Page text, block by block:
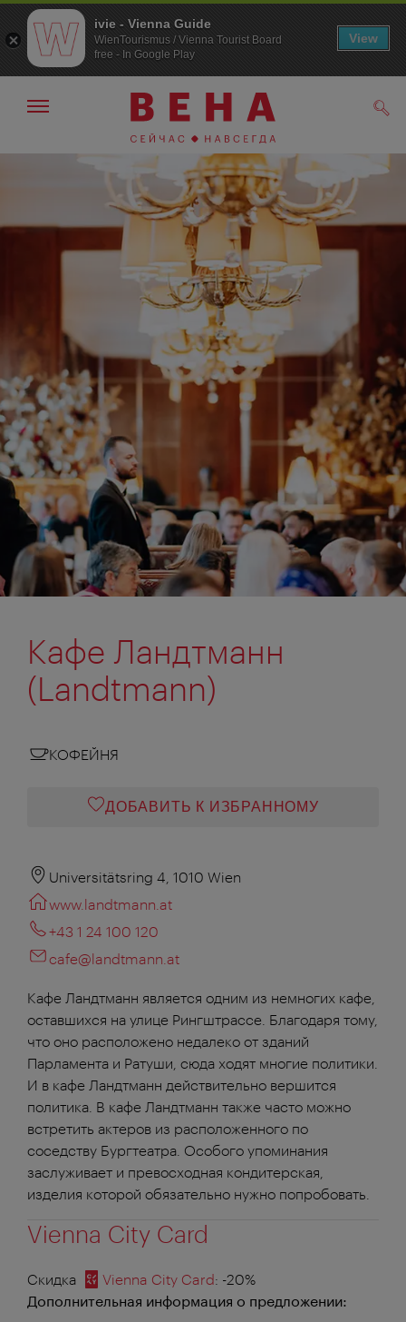
К
К
Показать/
навигации
Кафе Ландтманн
(Landtmann)
КОФЕЙНЯ
ДОБАВИТЬ К ИЗБРАННОМУ
Universitätsring 4, 1010 Wien
www.landtmann.at
+43 1 24 100 120
cafe@landtmann.at
Кафе Ландтманн является одним из немногих кафе,
оставшихся на улице Рингштрассе. Благодаря тому,
что оно расположено недалеко от зданий
Парламента и Ратуши, сюда ходят многие политики.
И в кафе Ландтманн действительно вершится
политика. В кафе Ландтманн также часто можно
встретить актеров из расположенного по
соседству Бургтеатра. Особого упоминания
заслуживает и превосходная кондитерская,
изделия которой обязательно нужно попробовать.
Vienna City Card
Скидка Vienna City Card: -20%
Дополнительная информация о предложении:
ivie - Vienna Guide
WienTourismus / Vienna Tourist Board
free - In Google Play
View